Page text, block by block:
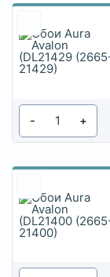
- +